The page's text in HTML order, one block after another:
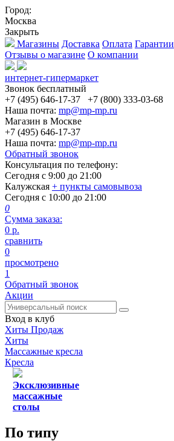
Город:
Москва
Закрыть
Магазины Доставка Оплата Гарантии
Отзывы о магазине О компании
интернет-гипермаркет
Звонок бесплатный
+7 (495) 646-17-37
+7 (800) 333-03-68
Наша почта: mp@mp-mp.ru
Магазин в Москве
+7 (495) 646-17-37
Наша почта: mp@mp-mp.ru
Обратный звонок
Консультация по телефону:
Сегодня с 9:00 до 21:00
Калужская + пункты самовывоза
Сегодня с 10:00 до 21:00
0
Сумма заказа:
0 р.
сравнить
0
просмотрено
1
Обратный звонок
Акции
Вход в клуб
Хиты Продаж
Хиты
Массажные кресла
Кресла
Эксклюзивные
массажные
столы
По типу